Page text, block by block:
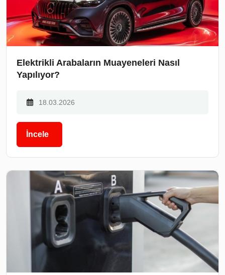
Elektrikli Arabaların Muayeneleri Nasıl
Yapılıyor?
18.03.2026
İncele